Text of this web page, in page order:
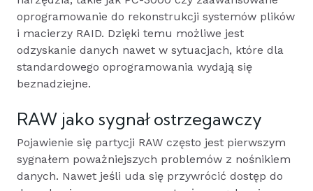
oprogramowanie do rekonstrukcji systemów plików
i macierzy RAID. Dzięki temu możliwe jest
odzyskanie danych nawet w sytuacjach, które dla
standardowego oprogramowania wydają się
beznadziejne.
RAW jako sygnał ostrzegawczy
Pojawienie się partycji RAW często jest pierwszym
sygnałem poważniejszych problemów z nośnikiem
danych. Nawet jeśli uda się przywrócić dostęp do